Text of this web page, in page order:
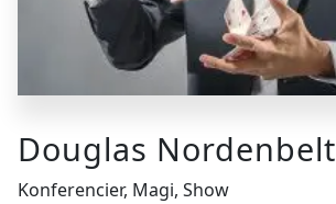
Douglas Nordenbelt
Konferencier, Magi, Show